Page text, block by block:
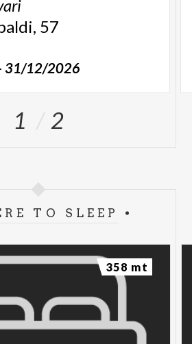
57
31/12/2026
1 2
TO SLEEP
358 mt